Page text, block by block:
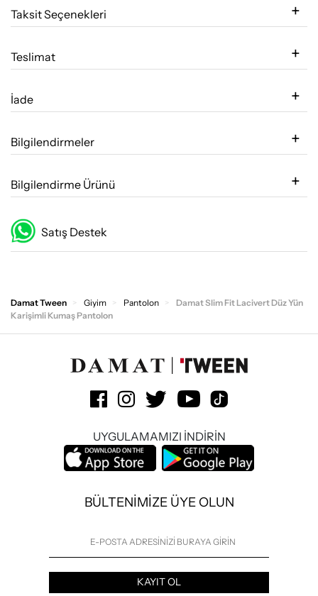
Taksit Seçenekleri
Teslimat
İade
Bilgilendirmeler
Bilgilendirme Ürünü
Satış Destek
Damat Tween Giyim Pantolon
Damat Slim Fit Lacivert Düz Yün
Karişimli Kumaş Pantolon
UYGULAMAMIZI İNDİRİN
BÜLTENİMİZE ÜYE OLUN
KAYIT OL